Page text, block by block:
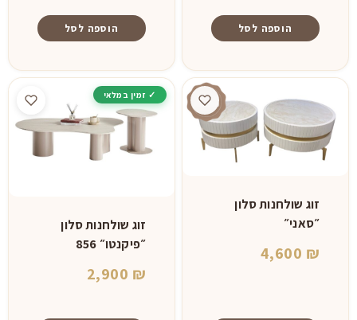
הוספה לסל הוספה לסל
זוג שולחנות סלון
״סאני״
4,600 ₪
זוג שולחנות סלון
״פיקנטו״ 856
2,900 ₪